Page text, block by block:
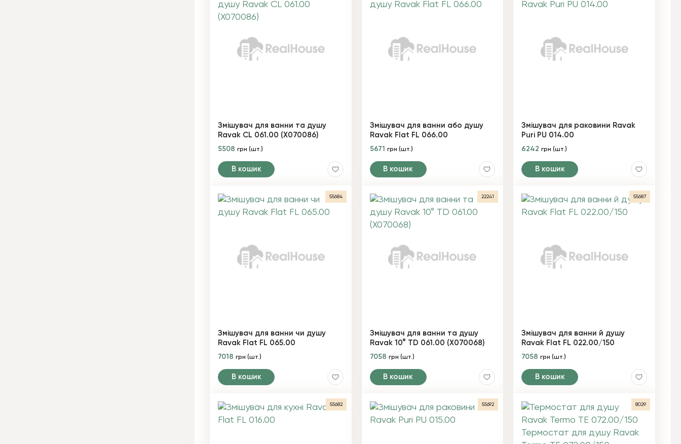
Змішувач для ванни та душу
Ravak CL 061.00 (X070086)
5508 грн (шт.)
В кошик
Змішувач для ванни або душу
Ravak Flat FL 066.00
5671 грн (шт.)
В кошик
Змішувач для раковини Ravak
Puri PU 014.00
6242грн (шт.)
В кошик
55684
Змішувач для ванни чи душу
Ravak Flat FL 065.00
7018 грн (шт.)
В кошик
22241
Змішувач для ванни та душу
Ravak 10° TD 061.00 (X070068)
7058 грн (шт.)
В кошик
55687
Змішувач для ванни й душу
Ravak Flat FL 022.00/150
7058грн (шт.)
В кошик
55682 55692 8029